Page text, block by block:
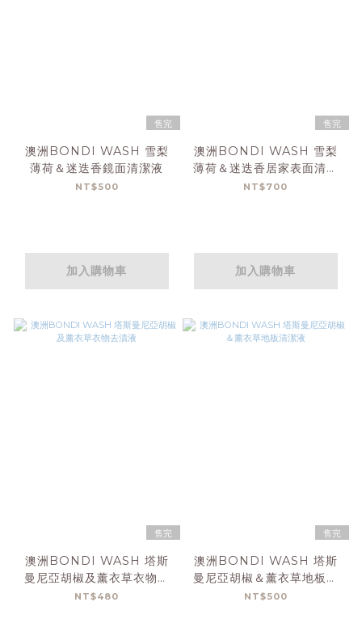
售完
澳洲BONDI WASH 雪梨
薄荷＆迷迭香鏡面清潔液
NT$500
加入購物車
售完
澳洲BONDI WASH 雪梨
薄荷＆迷迭香居家表面清潔
噴霧
NT$700
加入購物車
售完
澳洲BONDI WASH 塔斯
曼尼亞胡椒及薰衣草衣物去
漬液
NT$480
售完
澳洲BONDI WASH 塔斯
曼尼亞胡椒＆薰衣草地板清
潔液
NT$500